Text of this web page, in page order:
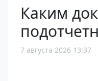
Каким
7 августа 2026 13:37